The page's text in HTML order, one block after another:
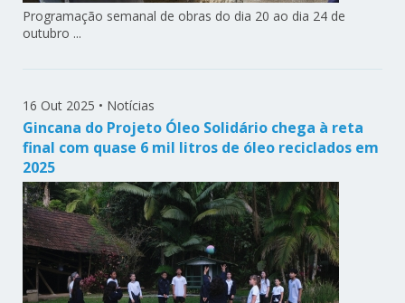
Programação semanal de obras do dia 20 ao dia 24 de
outubro ...
16 Out 2025 • Notícias
Gincana do Projeto Óleo Solidário chega à reta
final com quase 6 mil litros de óleo reciclados em
2025